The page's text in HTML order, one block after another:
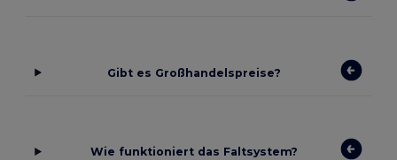
Gibt es Großhandelspreise?
Wie funktioniert das Faltsystem?